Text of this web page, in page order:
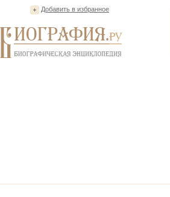
Добавить в избранное